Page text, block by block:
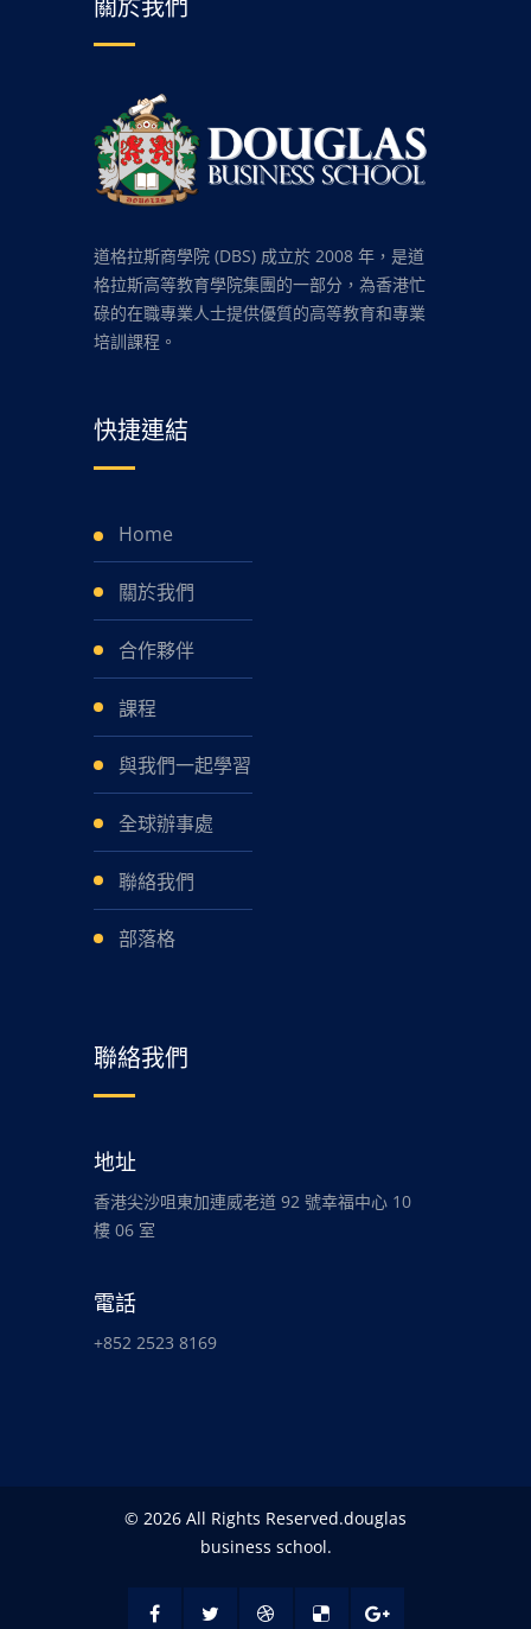
關於我們
道格拉斯商學院 (DBS) 成立於 2008 年，是道
格拉斯高等教育學院集團的一部分，為香港忙
碌的在職專業人士提供優質的高等教育和專業
培訓課程。
快捷連結
Home
關於我們
合作夥伴
課程
與我們一起學習
全球辦事處
聯絡我們
部落格
聯絡我們
地址
香港尖沙咀東加連威老道 92 號幸福中心 10
樓 06 室
電話
+852 2523 8169
© 2026 All Rights Reserved.douglas
business school.